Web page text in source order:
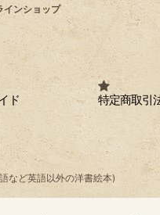
インショップ
ド 特定商取引
など英語以外の洋書絵本)